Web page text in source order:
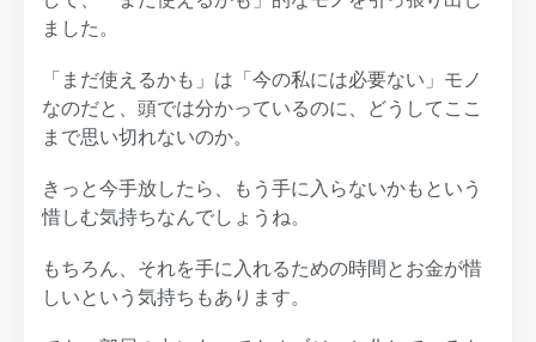
ました。
「まだ使えるかも」は「今の私には必要ない」モノ
なのだと、頭では分かっているのに、どうしてここ
まで思い切れないのか。
きっと今手放したら、もう手に入らないかもという
惜しむ気持ちなんでしょうね。
もちろん、それを手に入れるための時間とお金が惜
しいという気持ちもあります。